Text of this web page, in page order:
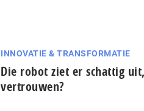
INNOVATIE & TRANSFORMATIE
Die robot ziet er schattig
vertrouwen?